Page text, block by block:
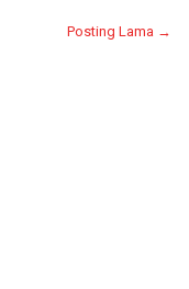
Posting Lama →